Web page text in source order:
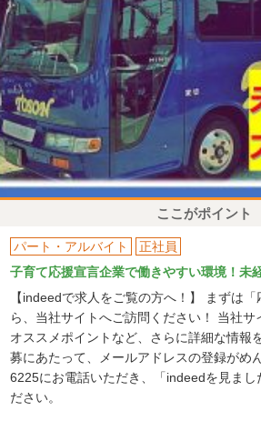
ここがポイント
パート・アルバイト
正社員
子育て応援宣言企業で働きやすい環境！未
【indeedで求人をご覧の方へ！】 まずは
ら、当社サイトへご訪問ください！ 当社
オススメポイントなど、さらに詳細な情報
募にあたって、メールアドレスの登録がめ
6225にお電話いただき、「indeedを見まし
ださい。